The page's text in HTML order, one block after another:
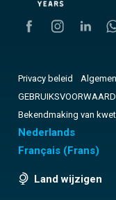
Privacy beleid
Bekendmaking van
Nederlands
Français (Frans)
Land wijzigen